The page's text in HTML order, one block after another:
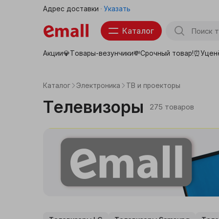
Адрес доставки Указать
Каталог
Акции💎Товары-везунчики💸Срочный товар!⏰
Товары для школы
Аптека
Детские товары
Каталог Электроника ТВ и проекторы
Телевизоры 275 товаров